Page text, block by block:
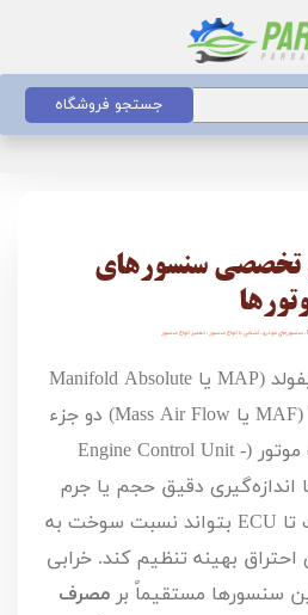
جستجو فروشگاه
تخصصی سنسورهای
،سنسورهای خودرو،آشنایی با انواع سنسور ،تعمیر انواع سنسور
(
MAP یا Manifold Absolute
(
MAF یا Mass Air Flow) دو جزء
(
Engine Control Unit -
دقیق حجم یا جرم
ECU بتواند نسبت سوخت به
احتراق بهینه تنظیم کند. خرابی
سنسورها مستقیماً بر مصرف